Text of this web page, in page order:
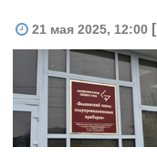
21 мая 2025, 12:00 [